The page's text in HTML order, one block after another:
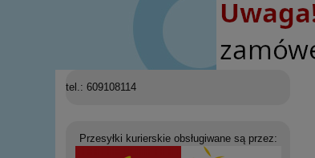
tel.: 609108114
Przesyłki kurierskie obsługiwane są przez: